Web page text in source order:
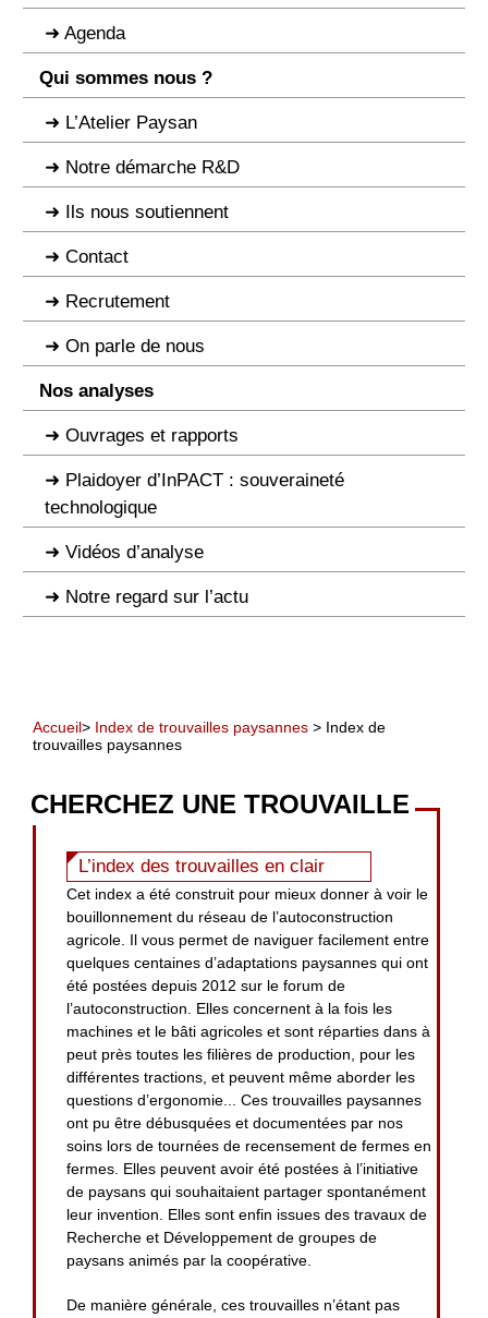
Agenda
Qui sommes nous ?
L’Atelier Paysan
Notre démarche R&D
Ils nous soutiennent
Contact
Recrutement
On parle de nous
Nos analyses
Ouvrages et rapports
Plaidoyer d’InPACT : souveraineté
technologique
Vidéos d’analyse
Notre regard sur l’actu
Accueil> Index de trouvailles paysannes > Index de
trouvailles paysannes
CHERCHEZ UNE TROUVAILLE
L’index des trouvailles en clair
Cet index a été construit pour mieux donner à voir le
bouillonnement du réseau de l’autoconstruction
agricole. Il vous permet de naviguer facilement entre
quelques centaines d’adaptations paysannes qui ont
été postées depuis 2012 sur le forum de
l’autoconstruction. Elles concernent à la fois les
machines et le bâti agricoles et sont réparties dans à
peut près toutes les filières de production, pour les
différentes tractions, et peuvent même aborder les
questions d’ergonomie... Ces trouvailles paysannes
ont pu être débusquées et documentées par nos
soins lors de tournées de recensement de fermes en
fermes. Elles peuvent avoir été postées à l’initiative
de paysans qui souhaitaient partager spontanément
leur invention. Elles sont enfin issues des travaux de
Recherche et Développement de groupes de
paysans animés par la coopérative.
De manière générale, ces trouvailles n’étant pas